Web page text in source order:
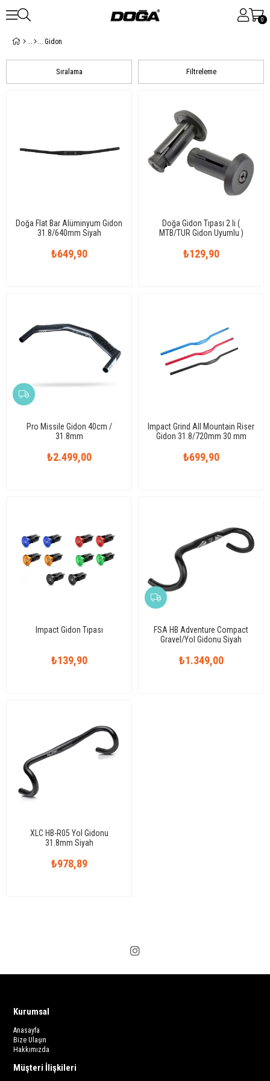
0
Gidon
Filtreleme
Sıralama
Doğa Flat Bar Alüminyum Gidon
31.8/640mm Siyah
₺649,90
Doğa Gidon Tıpası 2 li (
MTB/TUR Gidon Uyumlu )
₺129,90
Pro Missile Gidon 40cm /
31.8mm
₺2.499,00
Impact Grind All Mountain Riser
Gidon 31.8/720mm 30 mm
₺699,90
Impact Gidon Tıpası
₺139,90
FSA HB Adventure Compact
Gravel/Yol Gidonu Siyah
₺1.349,00
XLC HB-R05 Yol Gidonu
31.8mm Siyah
₺978,89
Kurumsal
Anasayfa
Bize Ulaşın
Hakkımızda
Müşteri İlişkileri